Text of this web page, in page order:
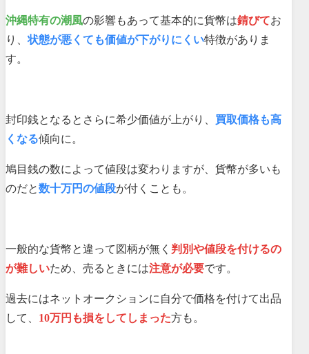
沖縄特有の潮風の影響もあって基本的に貨幣は錆びてお
り、状態が悪くても価値が下がりにくい特徴がありま
す。
封印銭となるとさらに希少価値が上がり、 買取価格も高
くなる傾向に。
鳩目銭の数によって値段は変わりますが、貨幣が多いも
のだと数十万円の値段が付くことも。
一般的な貨幣と違って図柄が無く 判別や値段を付けるの
が難しいため、売るときには注意が必要です。
過去にはネットオークションに自分で価格を付けて出品
して、 10万円も損をしてしまった方も。